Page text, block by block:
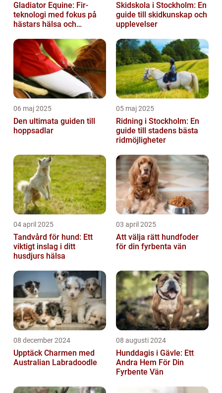
Gladiator Equine: Fir-
teknologi med fokus på
hästars hälsa och
Skidskola i Stockholm: En
guide till skidkunskap och
upplevelser
06 maj 2025
Den ultimata guiden till
hoppsadlar
05 maj 2025
Ridning i Stockholm: En
guide till stadens bästa
ridmöjligheter
04 april 2025
Tandvård för hund: Ett
viktigt inslag i ditt
husdjurs hälsa
03 april 2025
Att välja rätt hundfoder
för din fyrbenta vän
08 december 2024
Upptäck Charmen med
Australian Labradoodle
08 augusti 2024
Hunddagis i Gävle: Ett
Andra Hem För Din
Fyrbente Vän